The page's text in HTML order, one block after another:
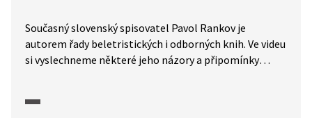
Současný slovenský spisovatel Pavol Rankov je
autorem řady beletristických i odborných knih. Ve videu
si vyslechneme některé jeho názory a připomínky
historickou zkušeností s totalitarismem. Ve druhé